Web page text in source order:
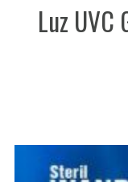
Luz